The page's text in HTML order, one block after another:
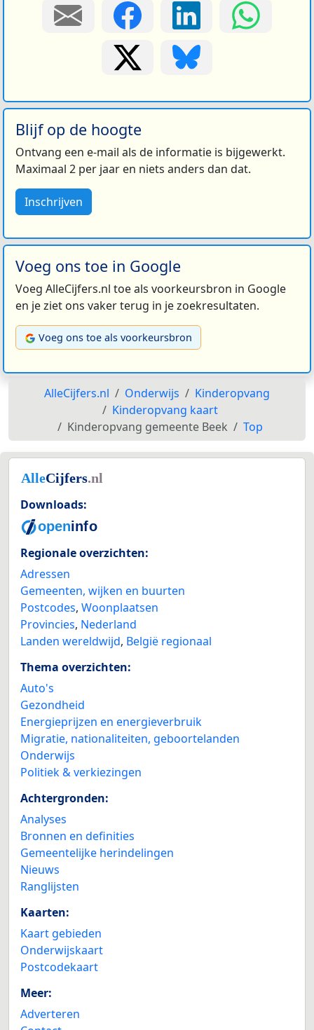
Blijf op de hoogte
Ontvang een e-mail als de informatie is bijgewerkt.
Maximaal 2 per jaar en niets anders dan dat.
Inschrijven
Voeg ons toe in Google
Voeg AlleCijfers.nl toe als voorkeursbron in Google
en je ziet ons vaker terug in je zoekresultaten.
Voeg ons toe als voorkeursbron
AlleCijfers.nl Onderwijs
Kinderopvang
Kinderopvang kaart
Kinderopvang gemeente Beek
Top
Downloads:
Regionale overzichten:
Adressen
Gemeenten, wijken en buurten
Postcodes, Woonplaatsen
Provincies, Nederland
Landen wereldwijd, België regionaal
Thema overzichten:
Auto's
Gezondheid
Energieprijzen en energieverbruik
Migratie, nationaliteiten, geboortelanden
Onderwijs
Politiek & verkiezingen
Achtergronden:
Analyses
Bronnen en definities
Gemeentelijke herindelingen
Nieuws
Ranglijsten
Kaarten:
Kaart gebieden
Onderwijskaart
Postcodekaart
Meer:
Adverteren